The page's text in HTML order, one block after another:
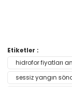
Bu ürünün fiyat
konularda
kullanarak
Görüş ve
Etiketler :
hidrofor fiyatları
sessiz yangın